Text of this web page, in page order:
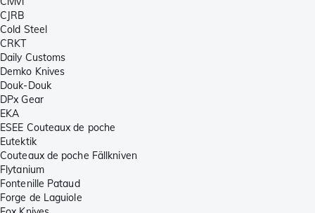
CJRB
Cold Steel
CRKT
Daily Customs
Demko Knives
Douk-Douk
DPx Gear
EKA
ESEE Couteaux de poche
Eutektik
Couteaux de poche Fällkniven
Flytanium
Fontenille Pataud
Forge de Laguiole